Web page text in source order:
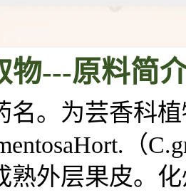
物---原料简
名。为芸香科
（
熟外层果皮。